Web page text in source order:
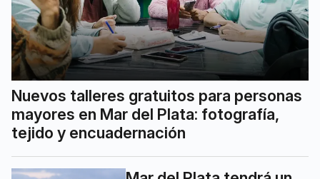
Nuevos talleres gratuitos para personas
mayores en Mar del Plata: fotografía,
tejido y encuadernación